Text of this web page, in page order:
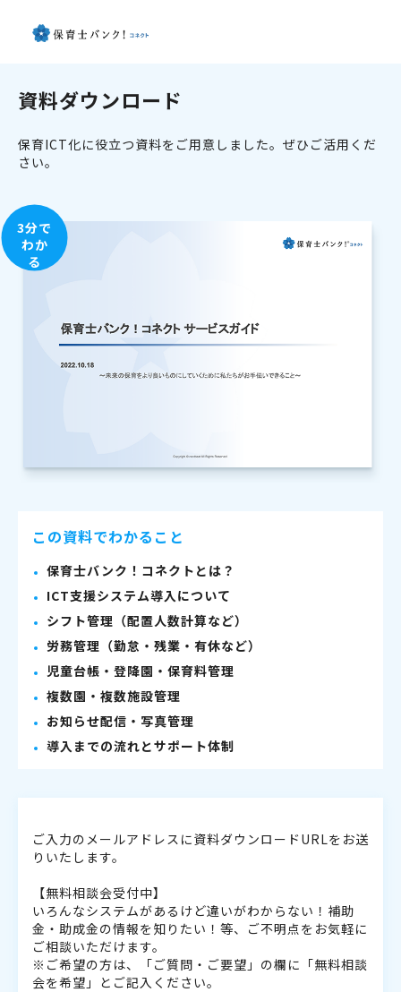
資料ダウンロード
保育ICT化に役立つ資料をご用意しました。ぜひご活用くだ
さい。
3分で
わか
る
この資料でわかること
保育士バンク！コネクトとは？
ICT支援システム導入について
シフト管理（配置人数計算など）
労務管理（勤怠・残業・有休など）
児童台帳・登降園・保育料管理
複数園・複数施設管理
お知らせ配信・写真管理
導入までの流れとサポート体制
ご入力のメールアドレスに資料ダウンロードURLをお送
りいたします。
【無料相談会受付中】
いろんなシステムがあるけど違いがわからない！補助
金・助成金の情報を知りたい！等、ご不明点をお気軽に
ご相談いただけます。
※ご希望の方は、「ご質問・ご要望」の欄に「無料相談
会を希望」とご記入ください。